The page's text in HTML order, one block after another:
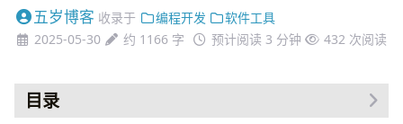
五岁博客 收录于 编程开发
软件工具
2025-05-30
约 1166 字 预计阅读 3 分钟 432 次阅读
目录